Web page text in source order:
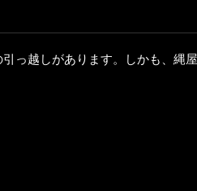
っ越しがあります。しかも、縄